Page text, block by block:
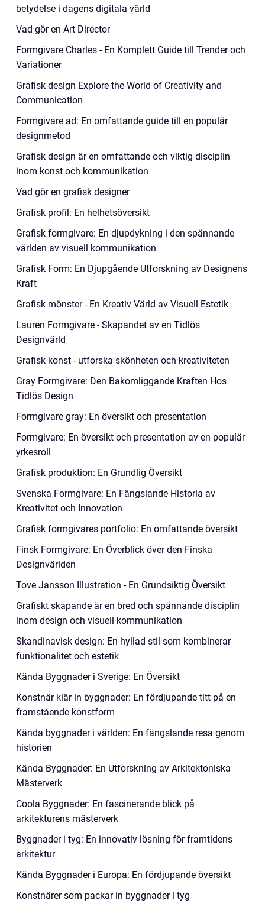
betydelse i dagens digitala värld
Vad gör en Art Director
Formgivare Charles - En Komplett Guide till Trender och
Variationer
Grafisk design Explore the World of Creativity and
Communication
Formgivare ad: En omfattande guide till en populär
designmetod
Grafisk design är en omfattande och viktig disciplin
inom konst och kommunikation
Vad gör en grafisk designer
Grafisk profil: En helhetsöversikt
Grafisk formgivare: En djupdykning i den spännande
världen av visuell kommunikation
Grafisk Form: En Djupgående Utforskning av Designens
Kraft
Grafisk mönster - En Kreativ Värld av Visuell Estetik
Lauren Formgivare - Skapandet av en Tidlös
Designvärld
Grafisk konst - utforska skönheten och kreativiteten
Gray Formgivare: Den Bakomliggande Kraften Hos
Tidlös Design
Formgivare gray: En översikt och presentation
Formgivare: En översikt och presentation av en populär
yrkesroll
Grafisk produktion: En Grundlig Översikt
Svenska Formgivare: En Fängslande Historia av
Kreativitet och Innovation
Grafisk formgivares portfolio: En omfattande översikt
Finsk Formgivare: En Överblick över den Finska
Designvärlden
Tove Jansson Illustration - En Grundsiktig Översikt
Grafiskt skapande är en bred och spännande disciplin
inom design och visuell kommunikation
Skandinavisk design: En hyllad stil som kombinerar
funktionalitet och estetik
Kända Byggnader i Sverige: En Översikt
Konstnär klär in byggnader: En fördjupande titt på en
framstående konstform
Kända byggnader i världen: En fängslande resa genom
historien
Kända Byggnader: En Utforskning av Arkitektoniska
Mästerverk
Coola Byggnader: En fascinerande blick på
arkitekturens mästerverk
Byggnader i tyg: En innovativ lösning för framtidens
arkitektur
Kända Byggnader i Europa: En fördjupande översikt
Konstnärer som packar in byggnader i tyg